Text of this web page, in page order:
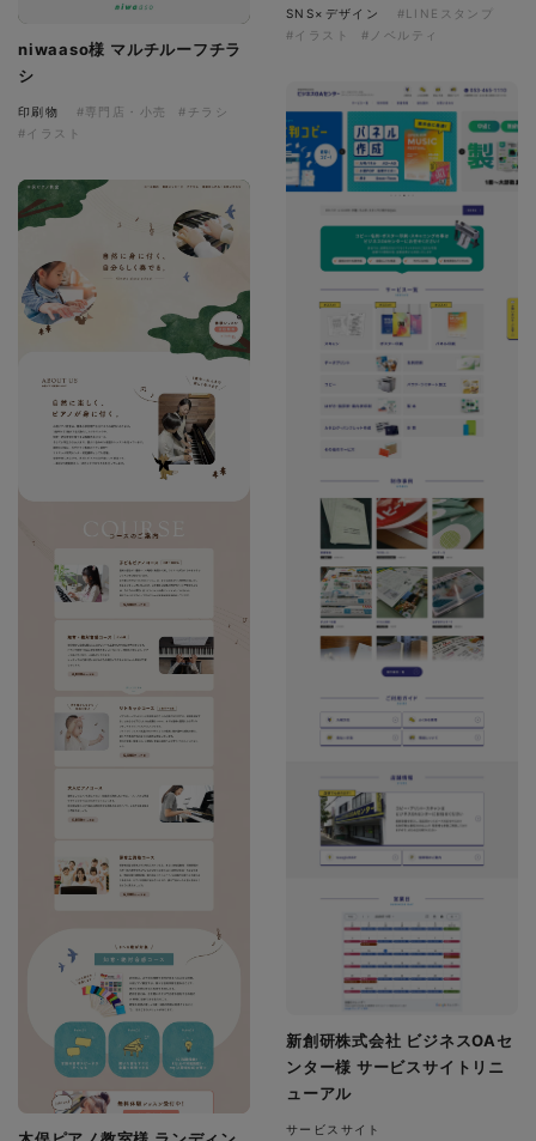
niwaaso様 マルチルーフチラ
シ
印刷物 #専門店・小売
#チラシ
#イラスト
SNS×デザイン
#LINEスタンプ
#イラスト
#ノベルティ
新創研株式会社 ビジネスOAセ
ンター様 サービスサイトリニ
ューアル
サービスサイト